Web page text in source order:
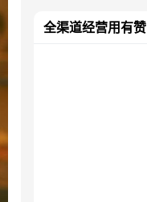
全渠道经营用有赞